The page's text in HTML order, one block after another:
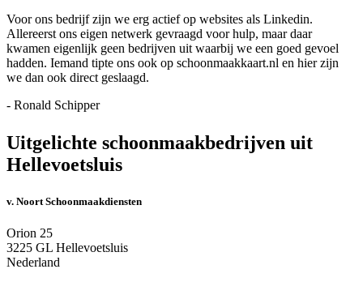
Voor ons bedrijf zijn we erg actief op websites als Linkedin.
Allereerst ons eigen netwerk gevraagd voor hulp, maar daar
kwamen eigenlijk geen bedrijven uit waarbij we een goed gevoel
hadden. Iemand tipte ons ook op schoonmaakkaart.nl en hier zijn
we dan ook direct geslaagd.
- Ronald Schipper
Uitgelichte schoonmaakbedrijven uit
Hellevoetsluis
v. Noort Schoonmaakdiensten
Orion 25
3225 GL Hellevoetsluis
Nederland